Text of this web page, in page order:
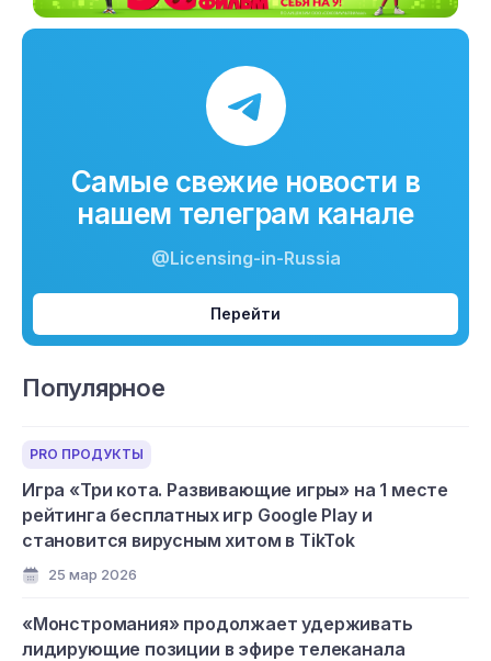
Самые свежие новости в
нашем телеграм канале
@Licensing-in-Russia
Перейти
Популярное
PRO ПРОДУКТЫ
Игра «Три кота. Развивающие игры» на 1 месте
рейтинга бесплатных игр Google Play и
становится вирусным хитом в TikTok
25 мар 2026
«Монстромания» продолжает удерживать
лидирующие позиции в эфире телеканала